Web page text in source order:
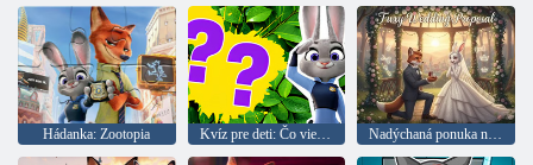
Hádanka: Zootopia Kvíz pre deti: Čo viete o Zootopii Nadýchaná ponuka na sobáš